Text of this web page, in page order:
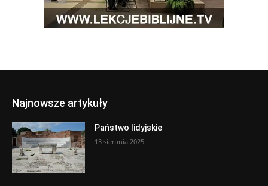
Najnowsze artykuły
Państwo lidyjskie
13 sierpnia 2025